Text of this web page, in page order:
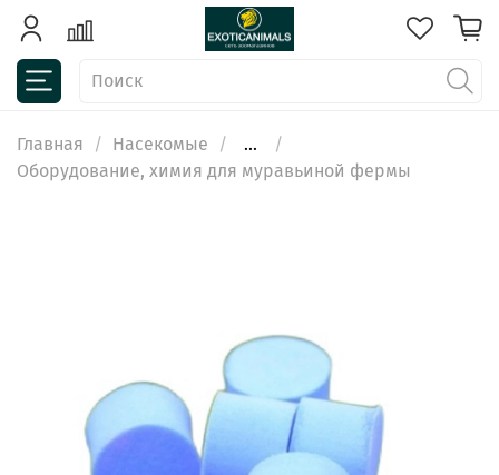
Главная Насекомые
...
Оборудование, химия для муравьиной фермы